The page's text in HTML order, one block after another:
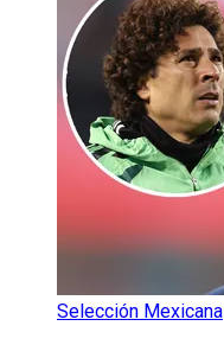
Selección Mexicana